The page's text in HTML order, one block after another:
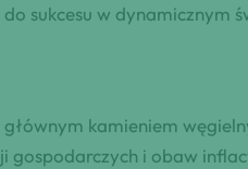
sukcesu w dynamicznym
kamieniem
gospodarczych i obaw